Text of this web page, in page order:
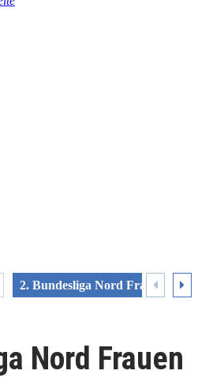
2. Bundesliga Nord Frauen
Nord Frauen